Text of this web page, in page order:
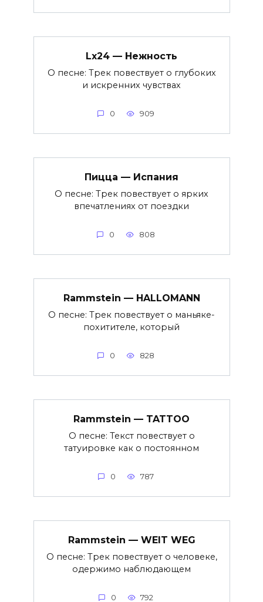
Lx24 — Нежность
О песне: Трек повествует о глубоких
и искренних чувствах
0 909
Пицца — Испания
О песне: Трек повествует о ярких
впечатлениях от поездки
0 808
Rammstein — HALLOMANN
О песне: Трек повествует о маньяке-
похитителе, который
0 828
Rammstein — TATTOO
О песне: Текст повествует о
татуировке как о постоянном
0 787
Rammstein — WEIT WEG
О песне: Трек повествует о человеке,
одержимо наблюдающем
0 792